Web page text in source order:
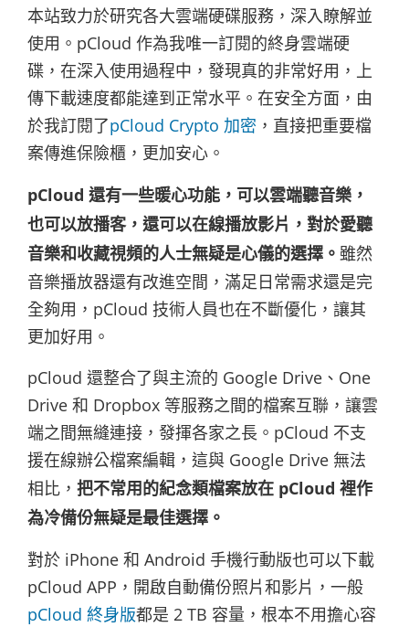
本站致力於研究各大雲端硬碟服務，深入瞭解並
使用。pCloud 作為我唯一訂閱的終身雲端硬
碟，在深入使用過程中，發現真的非常好用，上
傳下載速度都能達到正常水平。在安全方面，由
於我訂閱了pCloud Crypto 加密 ，直接把重要檔
案傳進保險櫃，更加安心。
pCloud 還有一些暖心功能，可以雲端聽音樂，
也可以放播客，還可以在線播放影片，對於愛聽
音樂和收藏視頻的人士無疑是心儀的選擇。 雖然
音樂播放器還有改進空間，滿足日常需求還是完
全夠用，pCloud 技術人員也在不斷優化，讓其
更加好用。
pCloud 還整合了與主流的 Google Drive、One
Drive 和 Dropbox 等服務之間的檔案互聯，讓雲
端之間無縫連接，發揮各家之長。pCloud 不支
援在線辦公檔案編輯，這與 Google Drive 無法
相比， 把不常用的紀念類檔案放在 pCloud 裡作
為冷備份無疑是最佳選擇。
對於 iPhone 和 Android 手機行動版也可以下載
pCloud APP，開啟自動備份照片和影片，一般
pCloud 終身版都是 2 TB 容量，根本不用擔心容